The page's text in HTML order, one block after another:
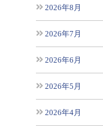
2026年8月
2026年7月
2026年6月
2026年5月
2026年4月